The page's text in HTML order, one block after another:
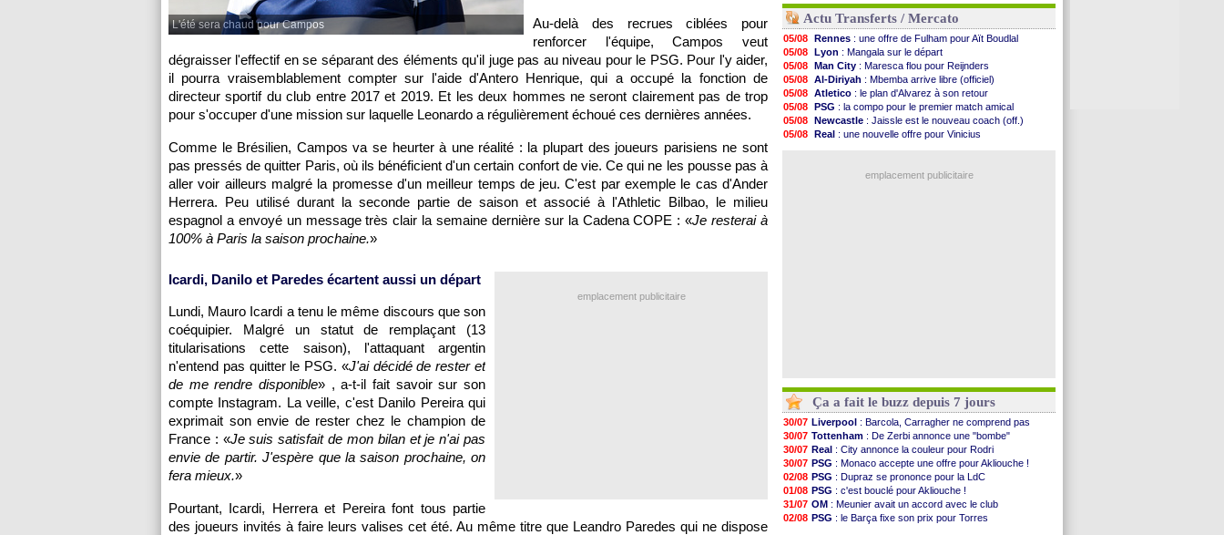
L'été sera chaud pour Campos
Au-delà des recrues ciblées pour
renforcer l'équipe, Campos veut
dégraisser l'effectif en se séparant des éléments qu'il juge pas au niveau pour le PSG. Pour l'y aider,
il pourra vraisemblablement compter sur l'aide d'Antero Henrique, qui a occupé la fonction de
directeur sportif du club entre 2017 et 2019. Et les deux hommes ne seront clairement pas de trop
pour s'occuper d'une mission sur laquelle Leonardo a régulièrement échoué ces dernières années.
Comme le Brésilien, Campos va se heurter à une réalité : la plupart des joueurs parisiens ne sont
pas pressés de quitter Paris, où ils bénéficient d'un certain confort de vie. Ce qui ne les pousse pas à
aller voir ailleurs malgré la promesse d'un meilleur temps de jeu. C'est par exemple le cas d'Ander
Herrera. Peu utilisé durant la seconde partie de saison et associé à l'Athletic Bilbao, le milieu
espagnol a envoyé un message très clair la semaine dernière sur la Cadena COPE : «Je resterai à
100% à Paris la saison prochaine.»
emplacement publicitaire
Icardi, Danilo et Paredes écartent aussi un départ
Lundi, Mauro Icardi a tenu le même discours que son
coéquipier. Malgré un statut de remplaçant (13
titularisations cette saison), l'attaquant argentin
n'entend pas quitter le PSG. «J'ai décidé de rester et
de me rendre disponible» , a-t-il fait savoir sur son
compte Instagram. La veille, c'est Danilo Pereira qui
exprimait son envie de rester chez le champion de
France : «Je suis satisfait de mon bilan et je n'ai pas
envie de partir. J'espère que la saison prochaine, on
fera mieux.»
Pourtant, Icardi, Herrera et Pereira font tous partie
des joueurs invités à faire leurs valises cet été. Au même titre que Leandro Paredes qui ne dispose
Actu Transferts / Mercato
05/08 Rennes : une offre de Fulham pour Aït Boudlal
05/08 Lyon : Mangala sur le départ
05/08 Man City : Maresca flou pour Reijnders
05/08 Al-Diriyah : Mbemba arrive libre (officiel)
05/08 Atletico : le plan d'Alvarez à son retour
05/08 PSG : la compo pour le premier match amical
05/08 Newcastle : Jaissle est le nouveau coach (off.)
05/08 Real : une nouvelle offre pour Vinicius
: Diomandé arrive pour 140 M€ !
emplacement publicitaire
Ça a fait le buzz depuis 7 jours
30/07 Liverpool : Barcola, Carragher ne comprend pas
30/07 Tottenham : De Zerbi annonce une "bombe"
30/07 Real : City annonce la couleur pour Rodri
30/07 PSG : Monaco accepte une offre pour Akliouche !
02/08 PSG : Dupraz se prononce pour la LdC
01/08 PSG : c'est bouclé pour Akliouche !
31/07 OM : Meunier avait un accord avec le club
02/08 PSG : le Barça fixe son prix pour Torres